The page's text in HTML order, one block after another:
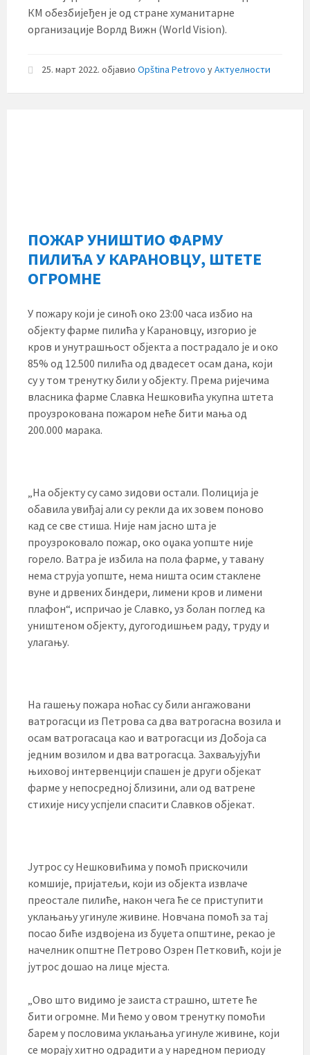
КМ обезбијеђен је од стране хуманитарне
организације Ворлд Вижн (World Vision).
25. март 2022. објавио Opština Petrovo уАктуелности
ПОЖАР УНИШТИО ФАРМУ
ПИЛИЋА У КАРАНОВЦУ, ШТЕТЕ
ОГРОМНЕ
У пожару који је синоћ око 23:00 часа избио на
објекту фарме пилића у Карановцу, изгорио је
кров и унутрашњост објекта а пострадало је и око
85% од 12.500 пилића од двадесет осам дана, који
су у том тренутку били у објекту. Према ријечима
власника фарме Славка Нешковића укупна штета
проузрокована пожаром неће бити мања од
200.000 марака.
„На објекту су само зидови остали. Полиција је
обавила увиђај али су рекли да их зовем поново
кад се све стиша. Није нам јасно шта је
проузроковало пожар, око оџака уопште није
горело. Ватра је избила на пола фарме, у тавану
нема струја уопште, нема ништа осим стаклене
вуне и дрвених биндери, лимени кров и лимени
плафон“, испричао је Славко, уз болан поглед ка
уништеном објекту, дугогодишњем раду, труду и
улагању.
На гашењу пожара ноћас су били ангажовани
ватрогасци из Петрова са два ватрогасна возила и
осам ватрогасаца као и ватрогасци из Добоја са
једним возилом и два ватрогасца. Захваљујући
њиховој интервенцији спашен је други објекат
фарме у непосредној близини, али од ватрене
стихије нису успјели спасити Славков објекат.
Јутрос су Нешковићима у помоћ прискочили
комшије, пријатељи, који из објекта извлаче
преостале пилиће, након чега ће се приступити
уклањању угинуле живине. Новчана помоћ за тај
посао биће издвојена из буџета општине, рекао је
начелник општне Петрово Озрен Петковић, који је
јутрос дошао на лице мјеста.
„Ово што видимо је заиста страшно, штете ће
бити огромне. Ми ћемо у овом тренутку помоћи
барем у пословима уклањања угинуле живине, који
се морају хитно одрадити а у наредном периоду